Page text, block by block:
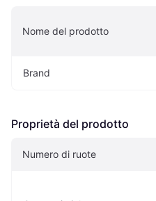
Nome del prodotto
Brand
Proprietà del prodotto
Numero di ruote